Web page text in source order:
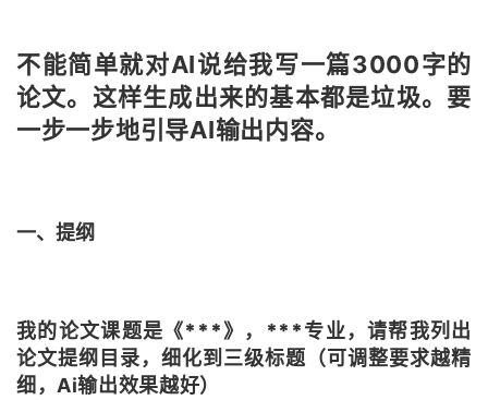
不能简单就对AI说给我写一篇3000字的
论文。 这样生成出来的基本都是垃圾。 要
一步一步地引导AI输出内容。
一、提纲
我的论文课题是《***》，***专业，请帮我列出
论文提纲目录，细化到三级标题 （可调整要求越精
细，Ai输出效果越好）